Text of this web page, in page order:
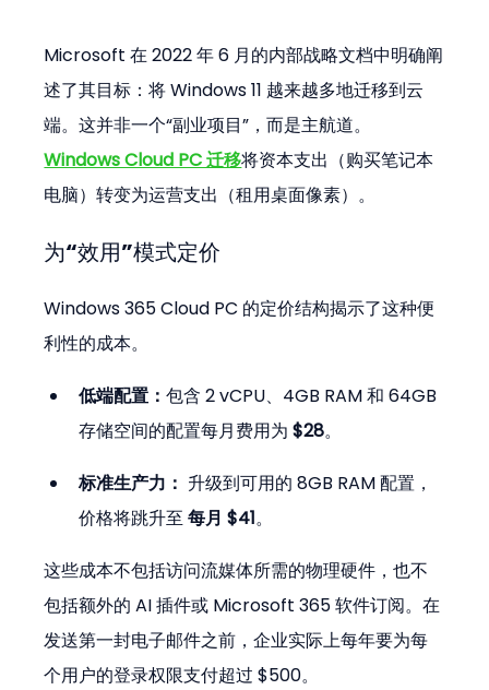
Microsoft 在 2022 年 6 月的内部战略文档中明确阐
述了其目标：将 Windows 11 越来越多地迁移到云
端。这并非一个“副业项目”，而是主航道。
Windows Cloud PC 迁移将资本支出（购买笔记本
电脑）转变为运营支出（租用桌面像素）。
为“效用”模式定价
Windows 365 Cloud PC 的定价结构揭示了这种便
利性的成本。
低端配置：包含 2 vCPU、4GB RAM 和 64GB
存储空间的配置每月费用为 $28。
标准生产力： 升级到可用的 8GB RAM 配置，
价格将跳升至 每月 $41。
这些成本不包括访问流媒体所需的物理硬件，也不
包括额外的 AI 插件或 Microsoft 365 软件订阅。在
发送第一封电子邮件之前，企业实际上每年要为每
个用户的登录权限支付超过 $500。